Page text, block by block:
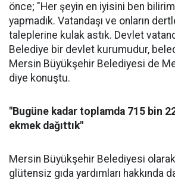
önce; "Her şeyin en iyisini ben
yapmadık. Vatandaşı ve onların
taleplerine kulak astık. Devlet
Belediye bir devlet kurumudur,
Mersin Büyükşehir Belediyesi de
diye konuştu.
"Bugüne kadar toplamda 715 bin
ekmek dağıttık"
Mersin Büyükşehir Belediyesi olarak
glütensiz gıda yardımları hakkında